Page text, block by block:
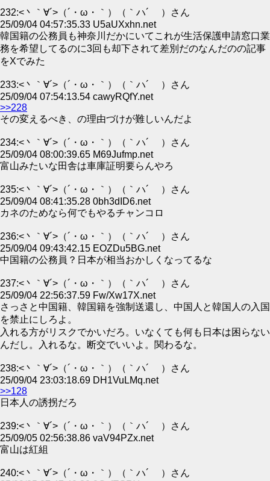
232:<丶｀∀´>（´・ω・｀）（｀ハ´ ）さん
25/09/04 04:57:35.33 U5aUXxhn.net
韓国籍の公務員も神奈川だかにいてこれが生活保護申請窓口業
務を希望してるのに3回も却下されて差別だのなんだのの記事
をXでみた
233:<丶｀∀´>（´・ω・｀）（｀ハ´ ）さん
25/09/04 07:54:13.54 cawyRQfY.net
>>228
その変えるべき、の理由づけが難しいんだよ
234:<丶｀∀´>（´・ω・｀）（｀ハ´ ）さん
25/09/04 08:00:39.65 M69Jufmp.net
富山みたいな田舎は車庫証明要らんやろ
235:<丶｀∀´>（´・ω・｀）（｀ハ´ ）さん
25/09/04 08:41:35.28 0bh3dID6.net
カネのためなら何でもやるチャンコロ
236:<丶｀∀´>（´・ω・｀）（｀ハ´ ）さん
25/09/04 09:43:42.15 EOZDu5BG.net
中国籍の公務員？日本が相当おかしくなってるな
237:<丶｀∀´>（´・ω・｀）（｀ハ´ ）さん
25/09/04 22:56:37.59 Fw/Xw17X.net
さっさと中国籍、韓国籍を強制送還し、中国人と韓国人の入国
を禁止にしろよ。
入れる方がリスクでかいだろ。いなくても何も日本は困らない
んだし。入れるな。断交でいいよ。関わるな。
238:<丶｀∀´>（´・ω・｀）（｀ハ´ ）さん
25/09/04 23:03:18.69 DH1VuLMq.net
>>128
日本人の誘拐だろ
239:<丶｀∀´>（´・ω・｀）（｀ハ´ ）さん
25/09/05 02:56:38.86 vaV94PZx.net
富山は紅組
240:<丶｀∀´>（´・ω・｀）（｀ハ´ ）さん